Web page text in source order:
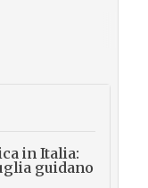
in Italia:
guidano